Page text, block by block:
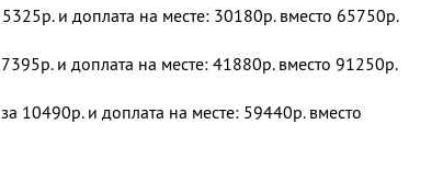
и доплата на месте: 30180р. вместо 65750р.
и доплата на месте: 41880р. вместо 91250р.
10490р. и доплата на месте: 59440р. вместо